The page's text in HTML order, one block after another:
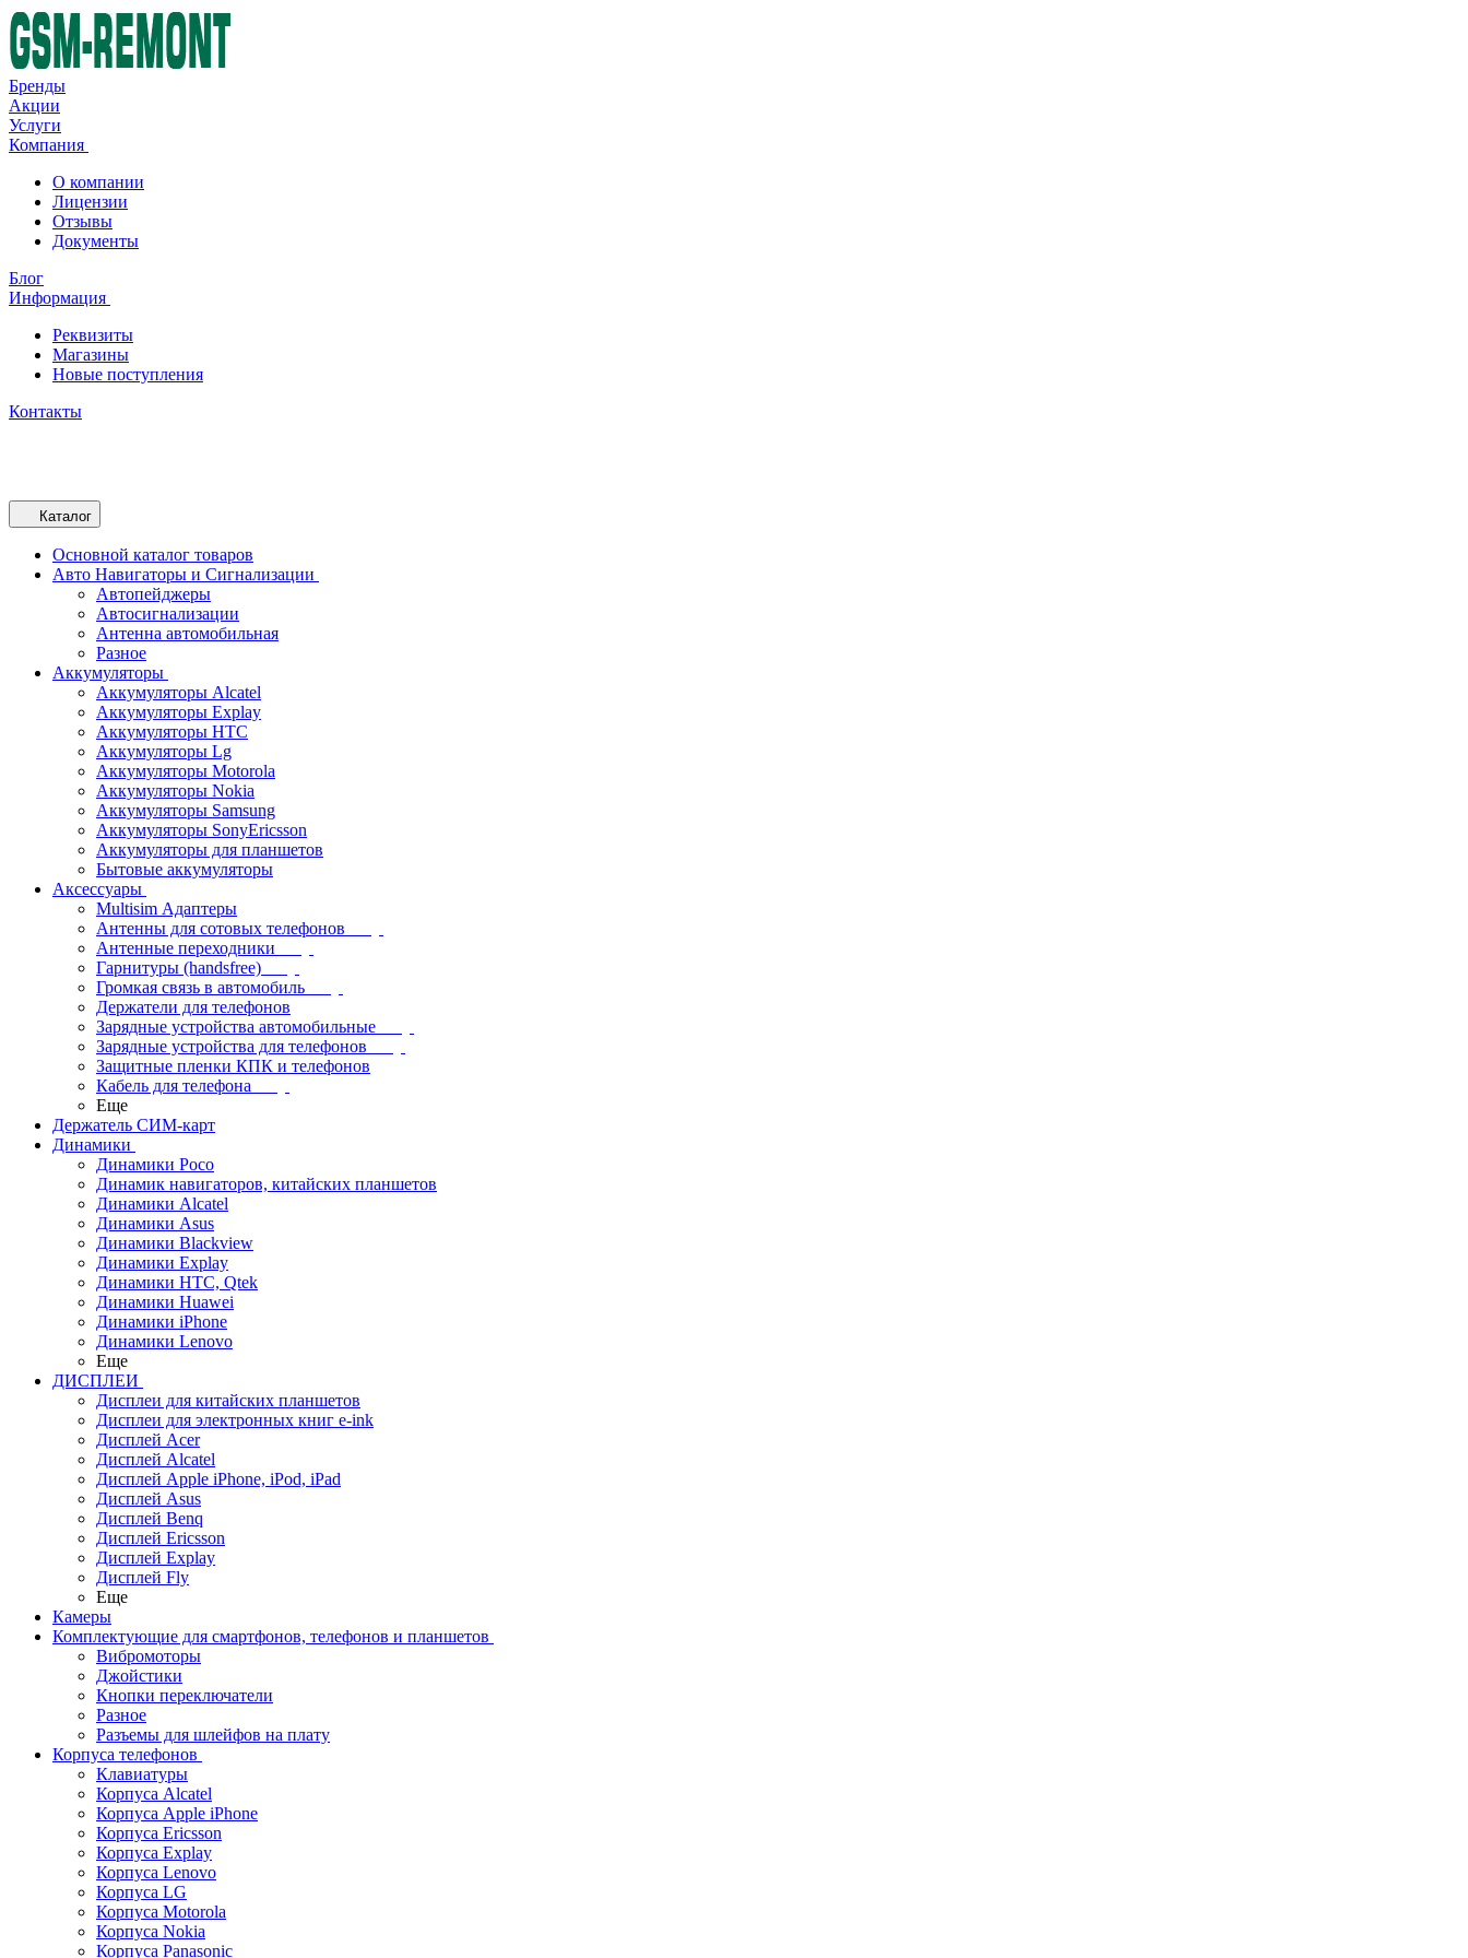
Бренды
Акции
Услуги
Компания
О компании
Лицензии
Отзывы
Документы
Блог
Информация
Реквизиты
Магазины
Новые поступления
Контакты
Каталог
Основной каталог товаров
Авто Навигаторы и Сигнализации
Автопейджеры
Автосигнализации
Антенна автомобильная
Разное
Аккумуляторы
Аккумуляторы Alcatel
Аккумуляторы Explay
Аккумуляторы HTC
Аккумуляторы Lg
Аккумуляторы Motorola
Аккумуляторы Nokia
Аккумуляторы Samsung
Аккумуляторы SonyEricsson
Аккумуляторы для планшетов
Бытовые аккумуляторы
Аксессуары
Multisim Адаптеры
Антенны для сотовых телефонов
Антенные переходники
Гарнитуры (handsfree)
Громкая связь в автомобиль
Держатели для телефонов
Зарядные устройства автомобильные
Зарядные устройства для телефонов
Защитные пленки КПК и телефонов
Кабель для телефона
Еще
Держатель СИМ-карт
Динамики
Динамики Poco
Динамик навигаторов, китайских планшетов
Динамики Alcatel
Динамики Asus
Динамики Blackview
Динамики Explay
Динамики HTC, Qtek
Динамики Huawei
Динамики iPhone
Динамики Lenovo
Еще
ДИСПЛЕИ
Дисплеи для китайских планшетов
Дисплеи для электронных книг e-ink
Дисплей Acer
Дисплей Alcatel
Дисплей Apple iPhone, iPod, iPad
Дисплей Asus
Дисплей Benq
Дисплей Ericsson
Дисплей Explay
Дисплей Fly
Еще
Камеры
Комплектующие для смартфонов, телефонов и планшетов
Вибромоторы
Джойстики
Кнопки переключатели
Разное
Разъемы для шлейфов на плату
Корпуса телефонов
Клавиатуры
Корпуса Alcatel
Корпуса Apple iPhone
Корпуса Ericsson
Корпуса Explay
Корпуса Lenovo
Корпуса LG
Корпуса Motorola
Корпуса Nokia
Корпуса Panasonic